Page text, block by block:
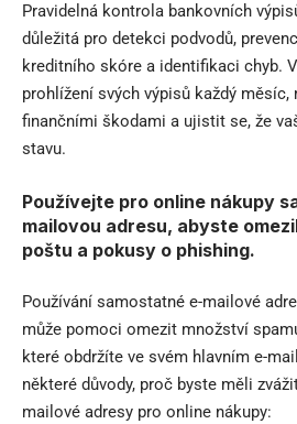
Pravidelná kontrola bankovních
důležitá pro detekci podvodů,
kreditního skóre a identifikaci chyb.
prohlížení svých výpisů každý měsíc,
finančními škodami a ujistit se, že
stavu.
Používejte pro online nákupy
mailovou adresu, abyste
poštu a pokusy o phishing.
Používání samostatné e-mailové
může pomoci omezit množství
které obdržíte ve svém hlavním e-
některé důvody, proč byste měli
mailové adresy pro online nákupy: